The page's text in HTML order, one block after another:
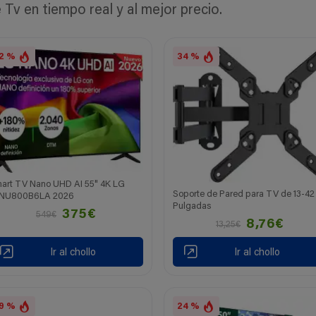
en tiempo real y al mejor precio.
%
TV Nano UHD AI 55" 4K LG
2026
549€
375€
Ir al chollo
34 %
Soporte de Pared para TV de 13-42
Pulgadas
13,25€
8,76€
Ir al chollo
% 24 %